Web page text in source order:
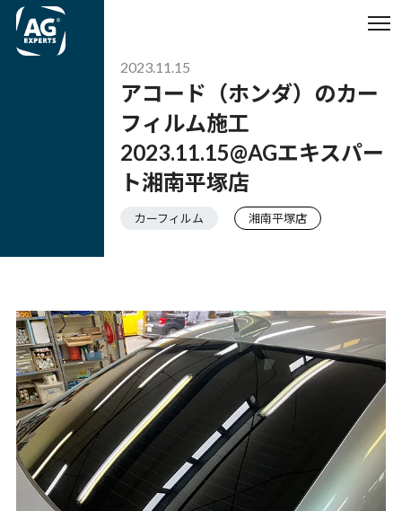
2023.11.15
アコード（ホンダ）のカー
フィルム施工
2023.11.15@AGエキスパー
ト湘南平塚店
カーフィルム 湘南平塚店